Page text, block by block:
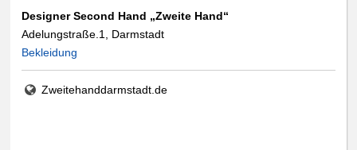
Designer Second Hand „Zweite Hand“
Adelungstraße.1, Darmstadt
Bekleidung
Zweitehanddarmstadt.de